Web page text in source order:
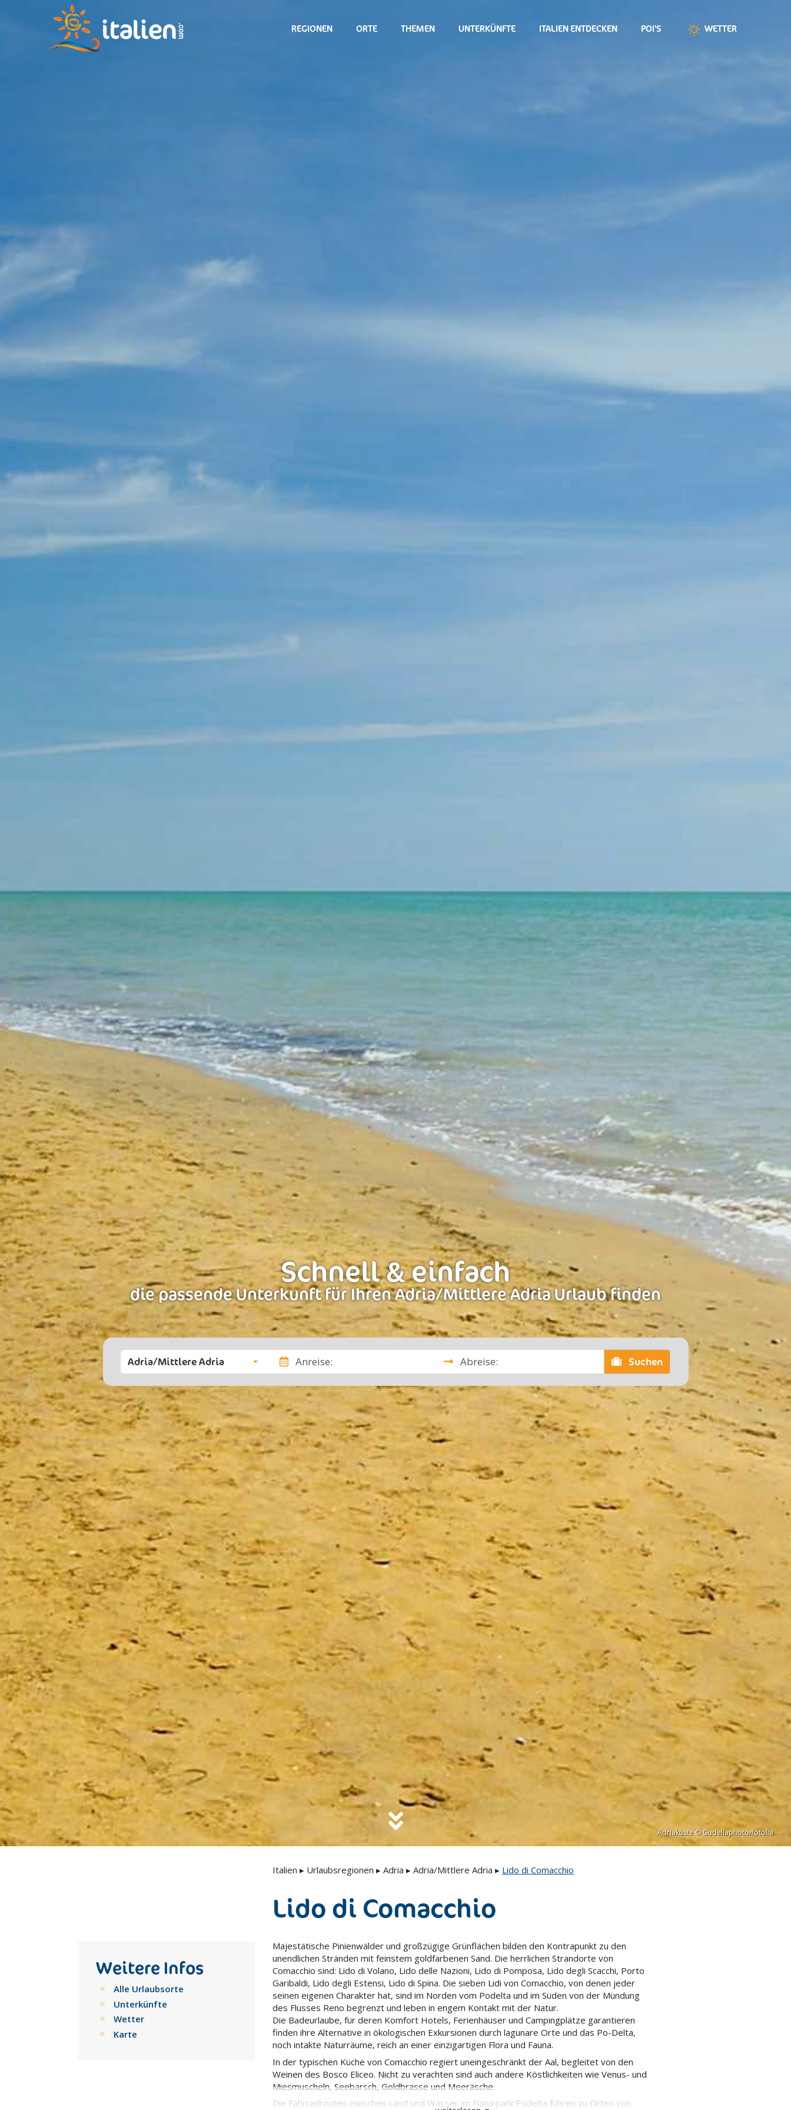
Adriaküste © Gudellaphoto/fotolia
REGIONEN ORTE THEMEN UNTERKÜNFTE ITALIEN ENTDECKEN POI'S WETTER
Schnell & einfach
die passende Unterkunft für Ihren Adria/Mittlere Adria Urlaub finden
Adria/Mittlere Adria Anreise: Abreise: Suchen
Italien ▸ Urlaubsregionen ▸ Adria ▸ Adria/Mittlere Adria ▸ Lido di Comacchio
Lido di Comacchio
Majestätische Pinienwälder und großzügige Grünflächen bilden den Kontrapunkt zu den
unendlichen Stränden mit feinstem goldfarbenen Sand. Die herrlichen Strandorte von
Comacchio sind: Lido di Volano, Lido delle Nazioni, Lido di Pomposa, Lido degli Scacchi, Porto
Garibaldi, Lido degli Estensi, Lido di Spina. Die sieben Lidi von Comacchio, von denen jeder
seinen eigenen Charakter hat, sind im Norden vom Podelta und im Süden von der Mündung
des Flusses Reno begrenzt und leben in engem Kontakt mit der Natur.
Die Badeurlaube, für deren Komfort Hotels, Ferienhäuser und Campingplätze garantieren
finden ihre Alternative in ökologischen Exkursionen durch lagunare Orte und das Po-Delta,
noch intakte Naturräume, reich an einer einzigartigen Flora und Fauna.
In der typischen Küche von Comacchio regiert uneingeschränkt der Aal, begleitet von den
Weinen des Bosco Eliceo. Nicht zu verachten sind auch andere Köstlichkeiten wie Venus- und
Miesmuscheln, Seebarsch, Goldbrasse und Meeräsche.
Die Fahrradrouten zwischen Land und Wasser im Naturpark Podelta führen zu Orten von
Weitere Infos
Alle Urlaubsorte
Unterkünfte
Wetter
Karte